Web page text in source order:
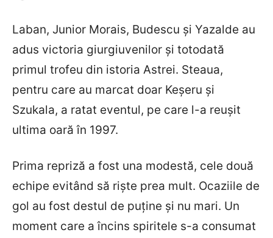
Laban, Junior Morais, Budescu și Yazalde au
adus victoria giurgiuvenilor și totodată
primul trofeu din istoria Astrei. Steaua,
pentru care au marcat doar Keșeru și
Szukala, a ratat eventul, pe care l-a reușit
ultima oară în 1997.
Prima repriză a fost una modestă, cele două
echipe evitând să riște prea mult. Ocaziile de
gol au fost destul de puține și nu mari. Un
moment care a încins spiritele s-a consumat